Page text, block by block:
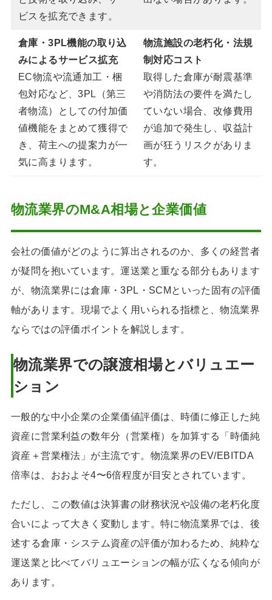
ビスを拡充できます。
倉庫・3PL機能の取り込
みによるサービス拡充
EC物流や流通加工・梱
包対応など、3PL（第三
者物流）としての付加価
値機能をまとめて獲得で
き、荷主への提案力が一
気に高まります。
物流施設の老朽化・法規
制対応コスト
取得した倉庫が耐震基準
や消防法の要件を満たし
ていない場合、改修費用
が追加で発生し、収益計
画が狂うリスクがありま
す。
物流業界のM&A相場と企業価値
会社の価値がどのように算出されるのか、多くの経営者
が疑問を抱いています。運送業と重なる部分もあります
が、物流業界には倉庫・3PL・SCMといった固有の評価
軸があります。現場でよく用いられる指標と、物流業界
ならではの評価ポイントを解説します。
物流業界での譲渡相場とバリュエー
ション
一般的な中小企業の企業価値評価は、時価に修正した純
資産に営業利益の数年分（営業権）を加算する「時価純
資産＋営業権法」が主流です。物流業界のEV/EBITDA
倍率は、おおよそ4〜6倍程度が目安とされています。
ただし、この数値は決算書の財務状況や設備の老朽化度
合いによって大きく変動します。特に物流業界では、後
述する倉庫・システム資産の評価が加わるため、純粋な
運送業と比べてバリュエーションの幅が広くなる傾向が
あります。